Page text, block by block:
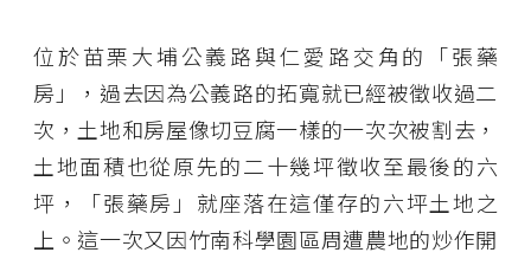
位於苗栗大埔公義路與仁愛路交角的「張藥
房」，過去因為公義路的拓寬就已經被徵收過二
次，土地和房屋像切豆腐一樣的一次次被割去，
土地面積也從原先的二十幾坪徵收至最後的六
坪，「張藥房」就座落在這僅存的六坪土地之
上。這一次又因竹南科學園區周遭農地的炒作開